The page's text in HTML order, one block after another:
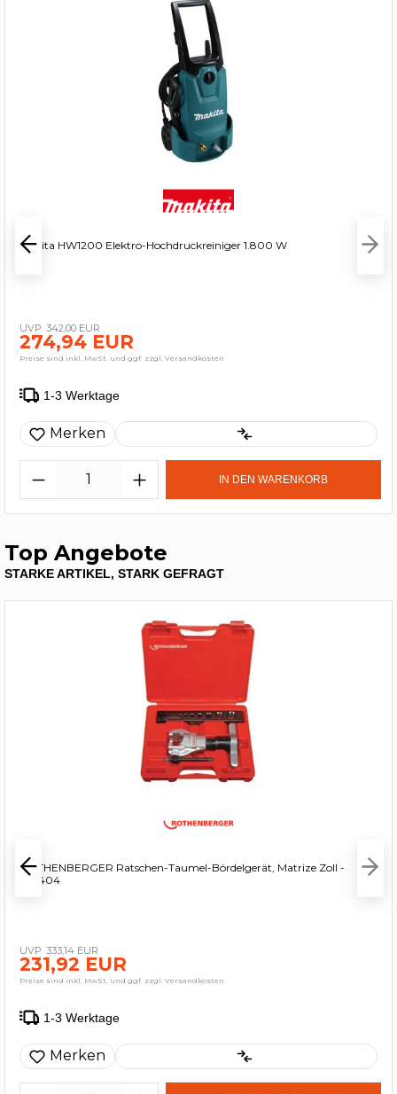
Makita HW1200 Elektro-Hochdruckreiniger 1.800 W
342,00 EUR
274,94 EUR
Preise sind inkl. MwSt. und ggf. zzgl. Versandkosten
1-3 Werktage
Merken
IN DEN WARENKORB
Top Angebote
STARKE ARTIKEL, STARK GEFRAGT
ROTHENBERGER Ratschen-Taumel-Bördelgerät, Matrize Zoll -
222404
333,14 EUR
231,92 EUR
Preise sind inkl. MwSt. und ggf. zzgl. Versandkosten
1-3 Werktage
Merken